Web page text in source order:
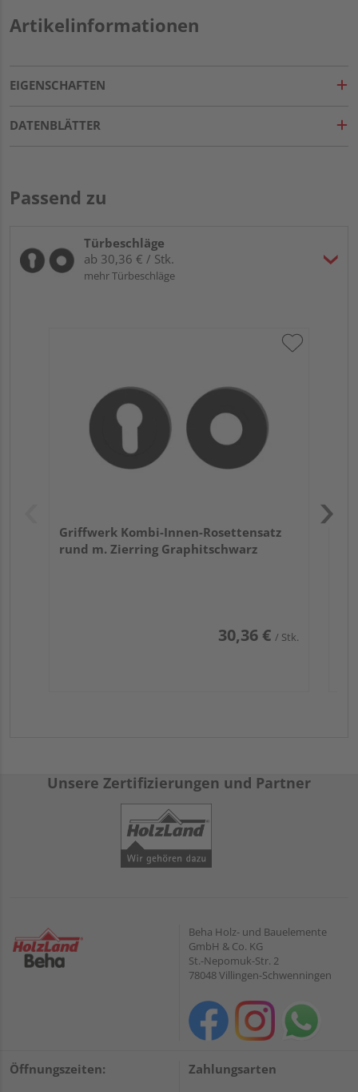
Artikelinformationen
EIGENSCHAFTEN
DATENBLÄTTER
Passend zu
Türbeschläge
ab 30,36 € / Stk.
mehr Türbeschläge
Griffwerk Kombi-Innen-Rosettensatz
rund m. Zierring Graphitschwarz
30,36 € / Stk.
Unsere Zertifizierungen und Partner
Beha Holz- und Bauelemente
GmbH & Co. KG
St.-Nepomuk-Str. 2
78048 Villingen-Schwenningen
Öffnungszeiten: Zahlungsarten